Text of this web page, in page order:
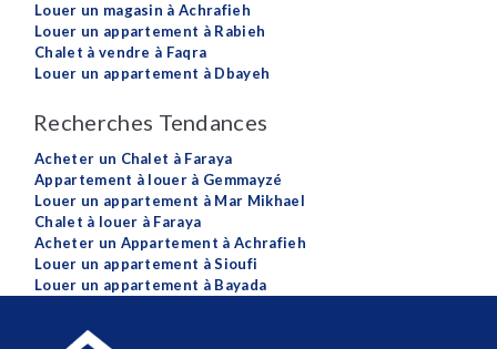
Louer un magasin à Achrafieh
Louer un appartement à Rabieh
Chalet à vendre à Faqra
Louer un appartement à Dbayeh
Recherches Tendances
Acheter un Chalet à Faraya
Appartement à louer à Gemmayzé
Louer un appartement à Mar Mikhael
Chalet à louer à Faraya
Acheter un Appartement à Achrafieh
Louer un appartement à Sioufi
Louer un appartement à Bayada